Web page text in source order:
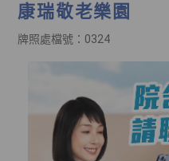
康瑞敬老樂園
牌照處檔號：0324